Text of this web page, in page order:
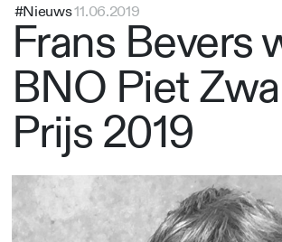
#Nieuws11.06.2019
Frans Bevers
BNO Piet
Prijs 2019